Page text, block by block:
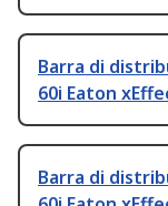
Barra di
60i Eaton
Barra di